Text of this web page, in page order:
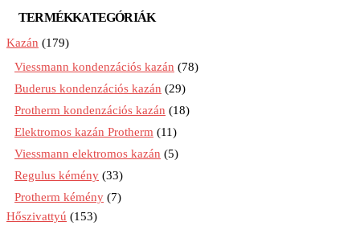
TERMÉKKATEGÓRIÁK
Kazán (179)
Viessmann kondenzációs kazán (78)
Buderus kondenzációs kazán (29)
Protherm kondenzációs kazán (18)
Elektromos kazán Protherm (11)
Viessmann elektromos kazán (5)
Regulus kémény (33)
Protherm kémény (7)
Hőszivattyú (153)